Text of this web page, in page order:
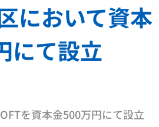
において資本
にて設立
を資本金500万円にて設立